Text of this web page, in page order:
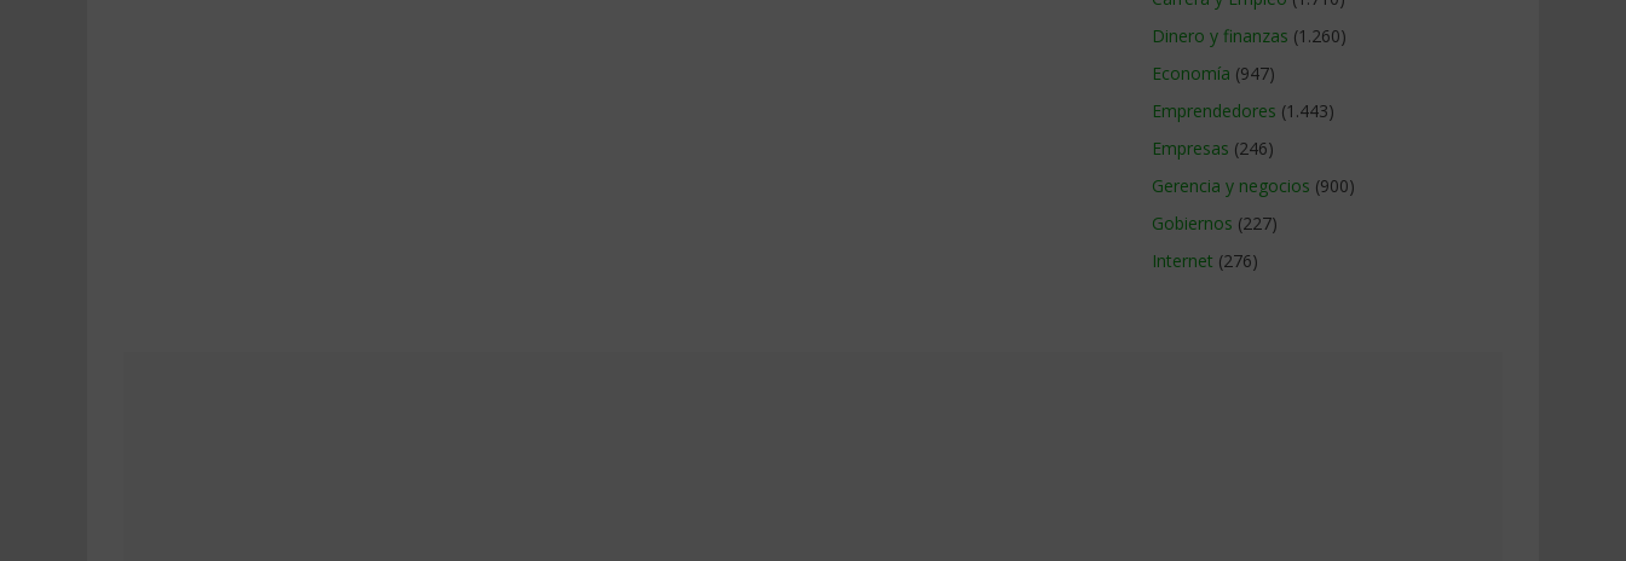
Dinero y finanzas (1.260)
Economía (947)
Emprendedores (1.443)
Empresas (246)
Gerencia y negocios (900)
Gobiernos (227)
Internet (276)